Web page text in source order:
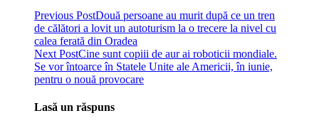
Previous PostDouă persoane au murit după ce un tren
de călători a lovit un autoturism la o trecere la nivel cu
calea ferată din Oradea
Next PostCine sunt copiii de aur ai roboticii mondiale.
Se vor întoarce în Statele Unite ale Americii, în iunie,
pentru o nouă provocare
Lasă un răspuns